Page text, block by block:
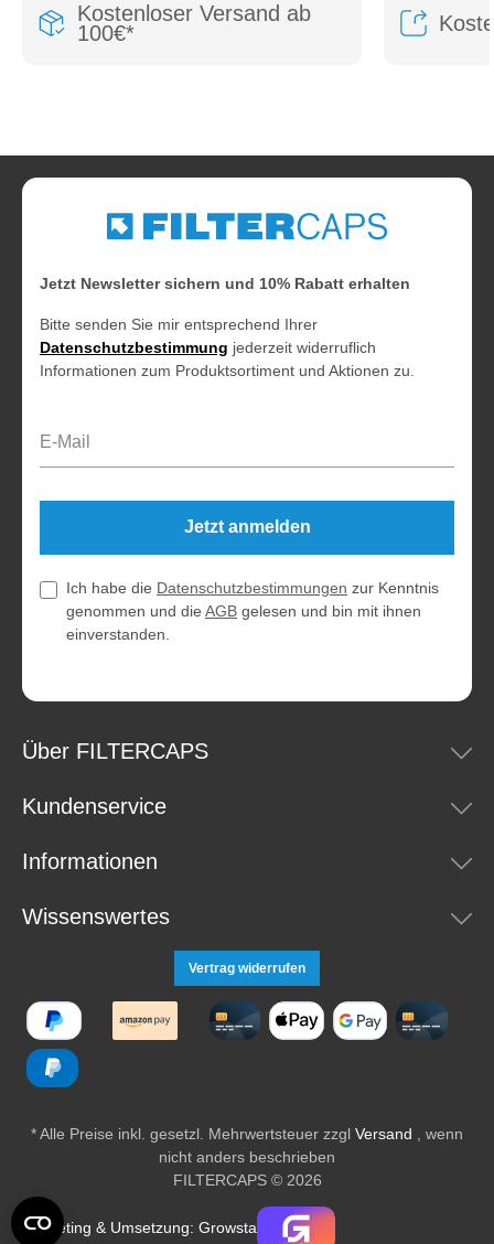
Kostenloser Versand ab
100€*
Jetzt Newsletter sichern und 10% Rabatt erhalten
Bitte senden Sie mir entsprechend Ihrer
Datenschutzbestimmung jederzeit widerruflich
Informationen zum Produktsortiment und Aktionen zu.
Jetzt anmelden
Ich habe die Datenschutzbestimmungen zur Kenntnis
genommen und die AGB gelesen und bin mit ihnen
einverstanden.
Über FILTERCAPS
Kundenservice
Informationen
Wissenswertes
Vertrag widerrufen
FILTERCAPS © 2026
* Alle Preise inkl. gesetzl. Mehrwertsteuer zzgl Versand , wenn
nicht anders beschrieben
Marketing & Umsetzung: Growsta